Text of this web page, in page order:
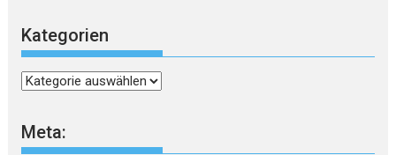
Kategorien
Kategorien
Meta: